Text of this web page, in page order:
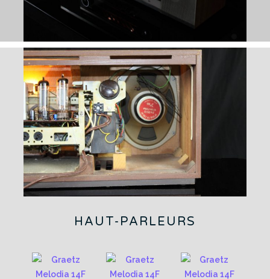
HAUT-PARLEURS